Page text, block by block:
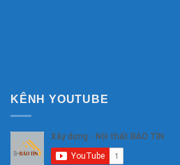
KÊNH YOUTUBE